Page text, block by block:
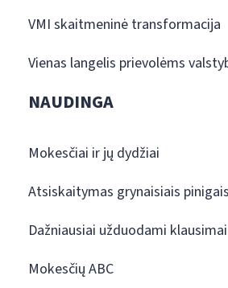
VMI skaitmeninė transformacija
Vienas langelis prievolėms
NAUDINGA
Mokesčiai ir jų dydžiai
Atsiskaitymas grynaisiais pinigais
Dažniausiai užduodami klausimai
Mokesčių ABC